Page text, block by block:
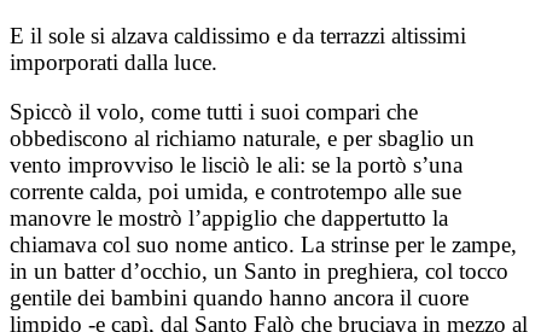
E il sole si alzava caldissimo e da terrazzi altissimi
imporporati dalla luce.
Spiccò il volo, come tutti i suoi compari che
obbediscono al richiamo naturale, e per sbaglio un
vento improvviso le lisciò le ali: se la portò s’una
corrente calda, poi umida, e controtempo alle sue
manovre le mostrò l’appiglio che dappertutto la
chiamava col suo nome antico. La strinse per le zampe,
in un batter d’occhio, un Santo in preghiera, col tocco
gentile dei bambini quando hanno ancora il cuore
limpido -e capì, dal Santo Falò che bruciava in mezzo al